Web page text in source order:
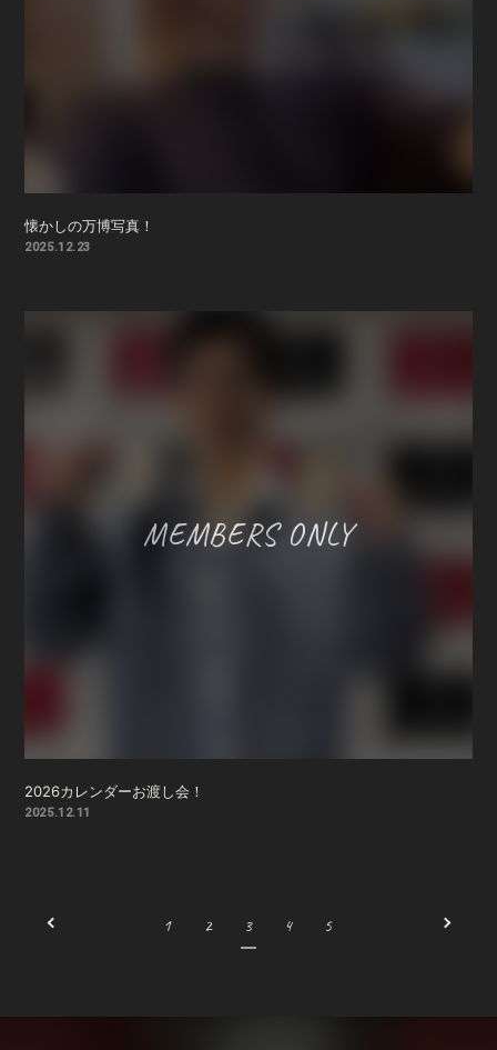
懐かしの万博写真！
2025.12.23
2026カレンダーお渡し会！
2025.12.11
1 2 3 4 5